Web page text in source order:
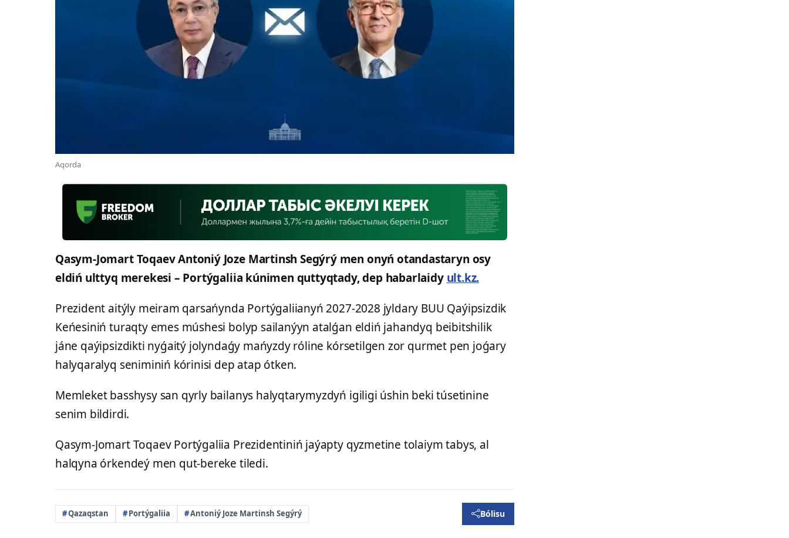
Aqorda
Qasym-Jomart Toqaev Antoniý Joze Martinsh Segýrý men onyń otandastaryn osy
eldiń ulttyq merekesi – Portýgaliia kúnimen quttyqtady, dep habarlaidy ult.kz.
Prezident aitýly meiram qarsańynda Portýgaliianyń 2027-2028 jyldary BUU Qaýipsizdik
Keńesiniń turaqty emes múshesi bolyp sailanýyn atalǵan eldiń jahandyq beibitshilik
jáne qaýipsizdikti nyǵaitý jolyndaǵy mańyzdy róline kórsetilgen zor qurmet pen joǵary
halyqaralyq seniminiń kórinisi dep atap ótken.
Memleket basshysy san qyrly bailanys halyqtarymyzdyń igiligi úshin beki túsetinine
senim bildirdi.
Qasym-Jomart Toqaev Portýgaliia Prezidentiniń jaýapty qyzmetine tolaiym tabys, al
halqyna órkendeý men qut-bereke tiledi.
Qazaqstan Portýgaliia Antoniý Joze Martinsh Segýrý Bólisu